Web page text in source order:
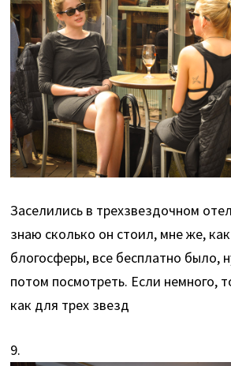
Заселились в трехзвездочном
знаю сколько он стоил, мне же,
блогосферы, все бесплатно было,
потом посмотреть. Если немного,
как для трех звезд
9.